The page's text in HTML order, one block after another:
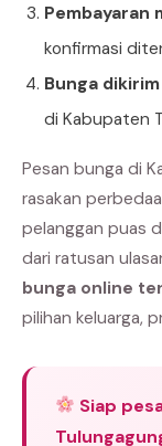
Pembayaran
konfirmasi
Bunga dikirim
di Kabupaten
Pesan bunga di
rasakan
pelanggan puas
dari ratusan
bunga online
pilihan keluarga,
Siap